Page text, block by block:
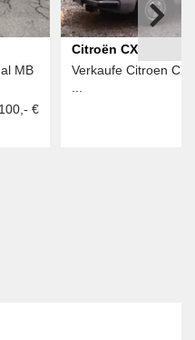
MB
100,- €
Citroën CX
Verkaufe Citroen CX
...